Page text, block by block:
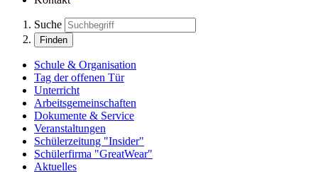
Suche
Finden
Schule & Organisation
Tag der offenen Tür
Unterricht
Arbeitsgemeinschaften
Dokumente & Service
Veranstaltungen
Schülerzeitung "Insider"
Schülerfirma "GreatWear"
Aktuelles